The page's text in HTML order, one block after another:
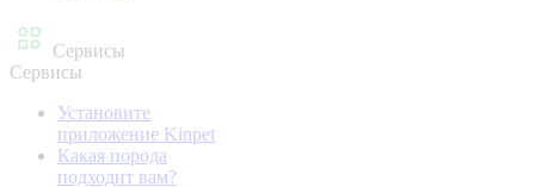
Сервисы
Сервисы
Установите
приложение Kinpet
Какая порода
подходит вам?